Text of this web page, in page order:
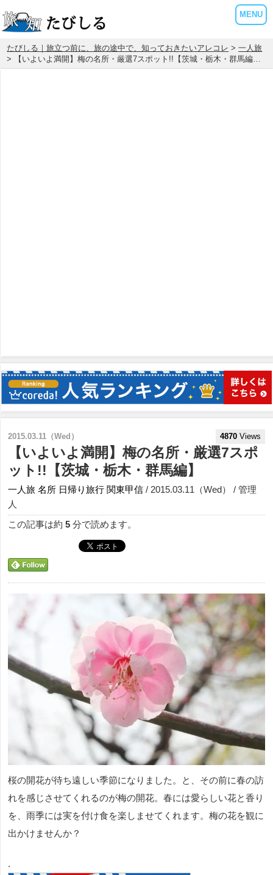
MENU
たびしる｜旅立つ前に、旅の途中で、知っておきたいアレコレ >一人旅
> 【いよいよ満開】梅の名所・厳選7スポット!!【茨城・栃木・群馬編…
2015.03.11（Wed） 4870 Views
【いよいよ満開】梅の名所・厳選7スポ
ット!!【茨城・栃木・群馬編】
一人旅 名所 日帰り旅行 関東甲信 / 2015.03.11（Wed） / 管理
人
この記事は約 5 分で読めます。
桜の開花が待ち遠しい季節になりました。と、その前に春の訪
れを感じさせてくれるのが梅の開花。春には愛らしい花と香り
を、雨季には実を付け食を楽しませてくれます。梅の花を観に
出かけませんか？
.